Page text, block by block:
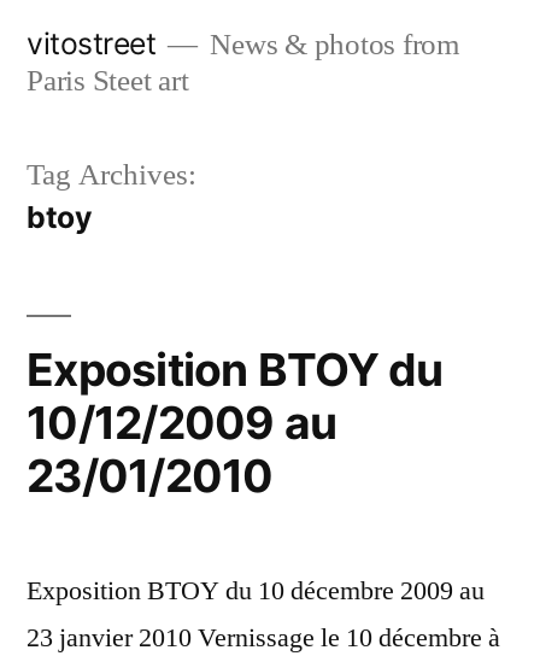
vitostreet
News & photos from
Paris Steet art
Tag Archives:
btoy
Exposition BTOY du
10/12/2009 au
23/01/2010
Exposition BTOY du 10 décembre 2009 au
23 janvier 2010 Vernissage le 10 décembre à